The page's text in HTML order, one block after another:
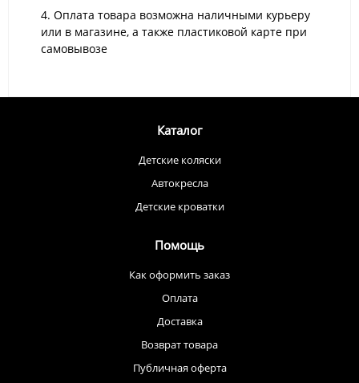
4. Оплата товара возможна наличными курьеру
или в магазине, а также пластиковой карте при
самовывозе
Каталог
Детские коляски
Автокресла
Детские кроватки
Помощь
Как оформить заказ
Оплата
Доставка
Возврат товара
Публичная оферта